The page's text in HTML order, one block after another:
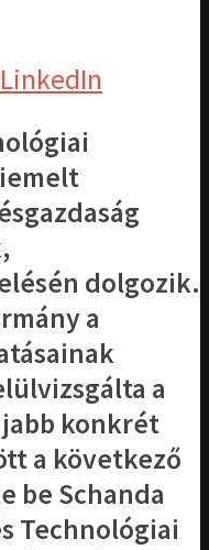
LinkedIn
dolgozik.
a
a
konkrét
a következő
be Schanda
Technológiai